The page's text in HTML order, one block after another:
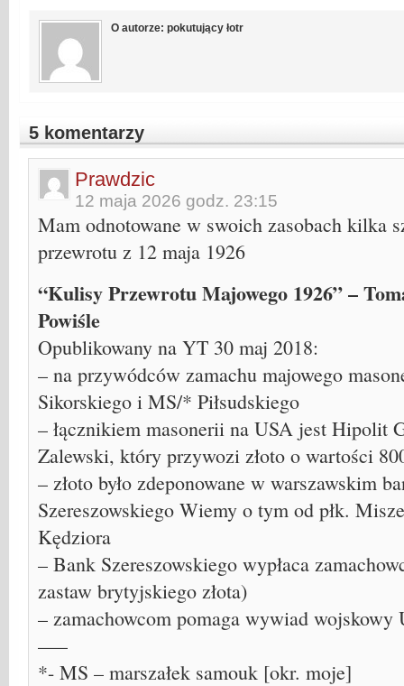
O autorze: pokutujący łotr
5 komentarzy
Prawdzic
12 maja 2026 godz. 23:15
Mam odnotowane w swoich zasobach kilka
przewrotu z 12 maja 1926
“Kulisy Przewrotu Majowego 1926” –
Powiśle
Opublikowany na YT 30 maj 2018:
– na przywódców zamachu majowego
Sikorskiego i MS/* Piłsudskiego
– łącznikiem masonerii na USA jest Hipolit
Zalewski, który przywozi złoto o wartości
– złoto było zdeponowane w warszawskim
Szereszowskiego Wiemy o tym od płk.
Kędziora
– Bank Szereszowskiego wypłaca
zastaw brytyjskiego złota)
– zamachowcom pomaga wywiad wojskowy
—–
*- MS – marszałek samouk [okr. moje]